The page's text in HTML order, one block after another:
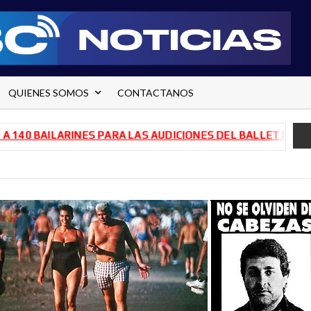
QUIENES SOMOS CONTACTANOS
PARA LAS AUDICIONES DEL BALLET DE RÍO